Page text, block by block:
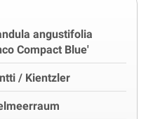
angustifolia
Compact Blue'
/ Kientzler